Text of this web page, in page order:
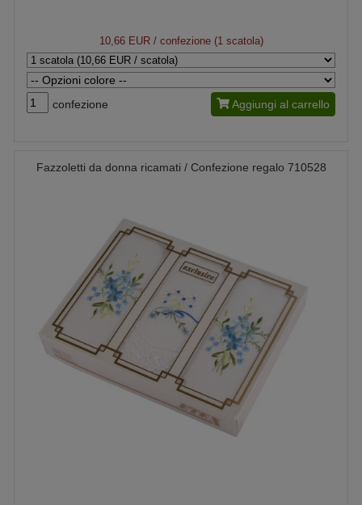
10,66 EUR/ confezione (1 scatola)
confezione Aggiungi al carrello
Fazzoletti da donna ricamati / Confezione regalo 710528